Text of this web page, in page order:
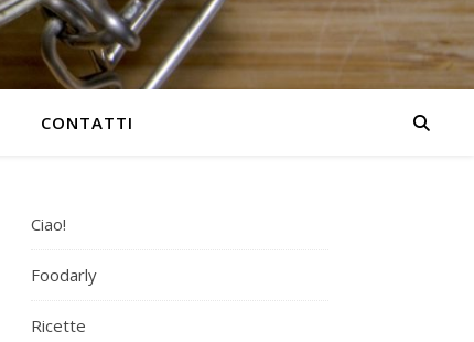
CONTATTI
Ciao!
Foodarly
Ricette